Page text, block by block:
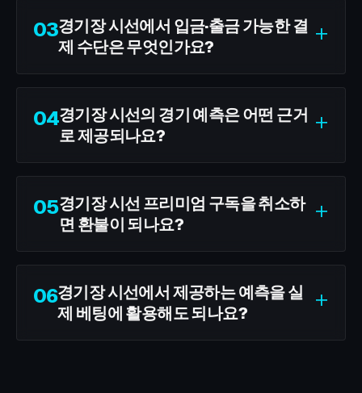
03경기장 시선에서 입금·출금 가능한 결
제 수단은 무엇인가요?
+
04경기장 시선의 경기 예측은 어떤 근거
로 제공되나요?
+
05경기장 시선 프리미엄 구독을 취소하
면 환불이 되나요?
+
06경기장 시선에서 제공하는 예측을 실
제 베팅에 활용해도 되나요?
+